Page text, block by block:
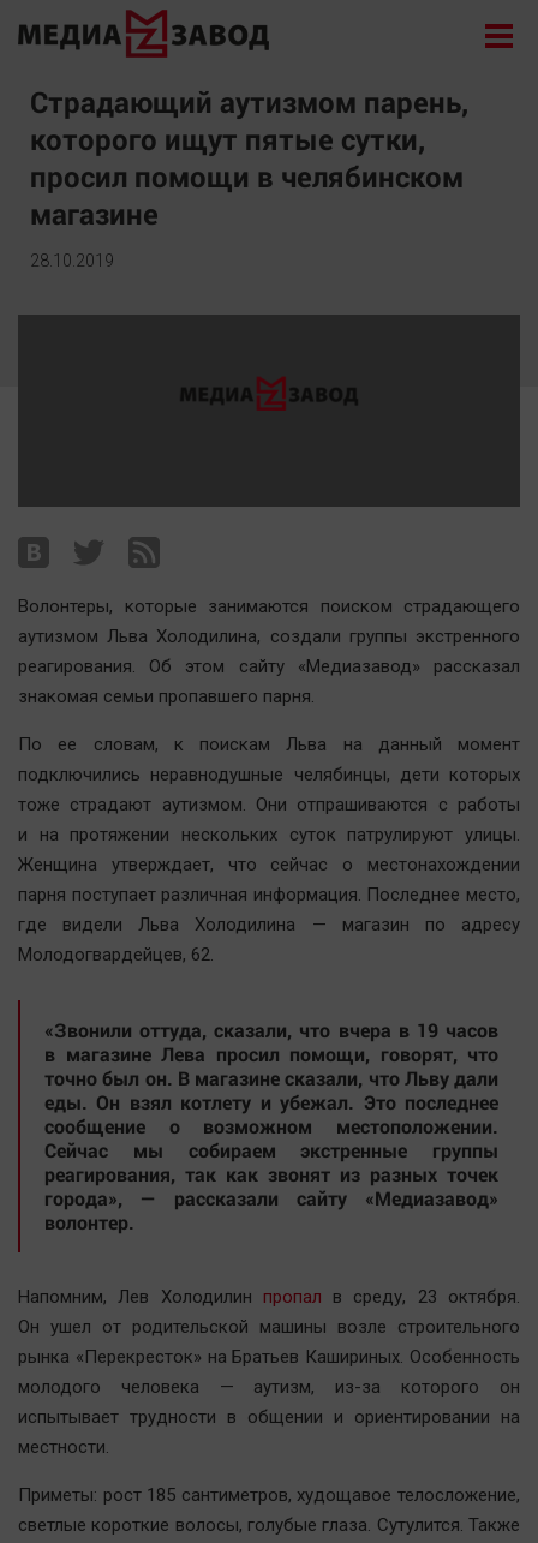
Новости
Экономика
Происшествия
Общество
Политика
Архив
Наша победа
Политика
Экономика
Происшествия
Здоровье
Культура
Курилка
Мнения
Технологии
Hедвижимость
Образование
Автомобили
XX век: криминальные уроки
Медиаграмотность
Новости компаний
Прогулки по городу Ч
Статистика
Челябинск космический
Bookworms
Страдающий аутизмом парень,
которого ищут пятые сутки,
просил помощи в челябинском
магазине
28.10.2019
Волонтеры, которые занимаются поиском страдающего
аутизмом Льва Холодилина, создали группы экстренного
реагирования. Об этом сайту «Медиазавод» рассказал
знакомая семьи пропавшего парня.
По ее словам, к поискам Льва на данный момент
подключились неравнодушные челябинцы, дети которых
тоже страдают аутизмом. Они отпрашиваются с работы
и на протяжении нескольких суток патрулируют улицы.
Женщина утверждает, что сейчас о местонахождении
парня поступает различная информация. Последнее место,
где видели Льва Холодилина — магазин по адресу
Молодогвардейцев, 62.
«Звонили оттуда, сказали, что вчера в 19 часов
в магазине Лева просил помощи, говорят, что
точно был он. В магазине сказали, что Льву дали
еды. Он взял котлету и убежал. Это последнее
сообщение о возможном местоположении.
Сейчас мы собираем экстренные группы
реагирования, так как звонят из разных точек
города», — рассказали сайту «Медиазавод»
волонтер.
Напомним, Лев Холодилин пропал в среду, 23 октября.
Он ушел от родительской машины возле строительного
рынка «Перекресток» на Братьев Кашириных. Особенность
молодого человека — аутизм, из-за которого он
испытывает трудности в общении и ориентировании на
местности.
Приметы: рост 185 сантиметров, худощавое телосложение,
светлые короткие волосы, голубые глаза. Сутулится. Также